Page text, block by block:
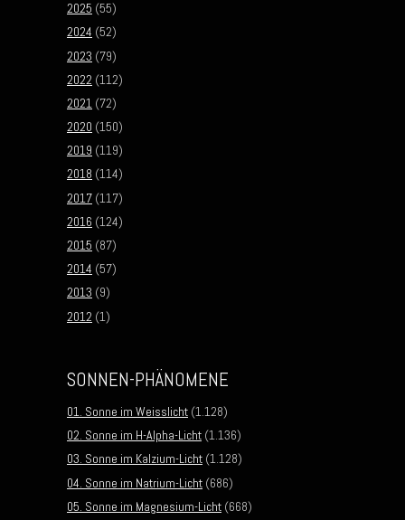
2025 (55)
2024 (52)
2023 (79)
2022 (112)
2021 (72)
2020 (150)
2019 (119)
2018 (114)
2017 (117)
2016 (124)
2015 (87)
2014 (57)
2013 (9)
2012 (1)
SONNEN-PHÄNOMENE
01. Sonne im Weisslicht (1.128)
02. Sonne im H-Alpha-Licht (1.136)
03. Sonne im Kalzium-Licht (1.128)
04. Sonne im Natrium-Licht (686)
05. Sonne im Magnesium-Licht (668)